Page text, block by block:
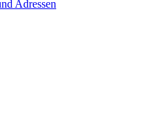
Adressen